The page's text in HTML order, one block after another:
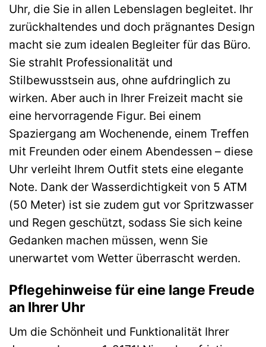
Uhr, die Sie in allen Lebenslagen begleitet. Ihr
zurückhaltendes und doch prägnantes Design
macht sie zum idealen Begleiter für das Büro.
Sie strahlt Professionalität und
Stilbewusstsein aus, ohne aufdringlich zu
wirken. Aber auch in Ihrer Freizeit macht sie
eine hervorragende Figur. Bei einem
Spaziergang am Wochenende, einem Treffen
mit Freunden oder einem Abendessen – diese
Uhr verleiht Ihrem Outfit stets eine elegante
Note. Dank der Wasserdichtigkeit von 5 ATM
(50 Meter) ist sie zudem gut vor Spritzwasser
und Regen geschützt, sodass Sie sich keine
Gedanken machen müssen, wenn Sie
unerwartet vom Wetter überrascht werden.
Pflegehinweise für eine lange Freude
an Ihrer Uhr
Um die Schönheit und Funktionalität Ihrer